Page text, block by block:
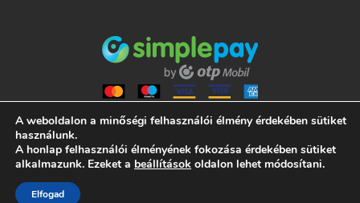
ALL RIGHTS RESERVED 2021 NUMISMANIA
ÁLTALÁNOS SZERZŐDÉSI FELTÉTELEK
ADATVÉDELMI TÁJÉKOZTATÓ
A weboldalon a minőségi felhasználói élmény érdekében sütiket
használunk.
A honlap felhasználói élményének fokozása érdekében sütiket
alkalmazunk. Ezeket a beállítások oldalon lehet módosítani.
Elfogad